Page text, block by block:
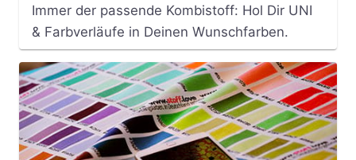
Immer der passende Kombistoff: Hol Dir UNI
& Farbverläufe in Deinen Wunschfarben.